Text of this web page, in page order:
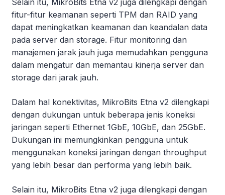
fitur-fitur keamanan seperti TPM dan RAID yang
dapat meningkatkan keamanan dan keandalan data
pada server dan storage. Fitur monitoring dan
manajemen jarak jauh juga memudahkan pengguna
dalam mengatur dan memantau kinerja server dan
storage dari jarak jauh.
Dalam hal konektivitas, MikroBits Etna v2 dilengkapi
dengan dukungan untuk beberapa jenis koneksi
jaringan seperti Ethernet 1GbE, 10GbE, dan 25GbE.
Dukungan ini memungkinkan pengguna untuk
menggunakan koneksi jaringan dengan throughput
yang lebih besar dan performa yang lebih baik.
Selain itu, MikroBits Etna v2 juga dilengkapi dengan